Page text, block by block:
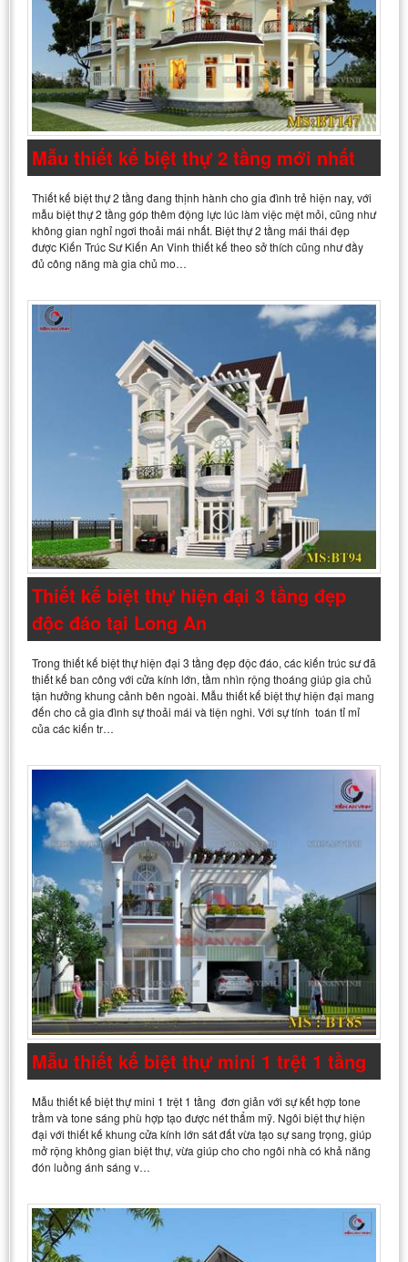
Mẫu thiết kế biệt thự 2 tầng mới nhất
Thiết kế biệt thự 2 tầng đang thịnh hành cho gia đình trẻ hiện nay, với
mẫu biệt thự 2 tầng góp thêm động lực lúc làm việc mệt mỏi, cũng như
không gian nghỉ ngơi thoải mái nhất. Biệt thự 2 tầng mái thái đẹp
được Kiến Trúc Sư Kiến An Vinh thiết kế theo sở thích cũng như đầy
đủ công năng mà gia chủ mo…
Thiết kế biệt thự hiện đại 3 tầng đẹp
độc đáo tại Long An
Trong thiết kế biệt thự hiện đại 3 tầng đẹp độc đáo, các kiến trúc sư đã
thiết kế ban công với cửa kính lớn, tầm nhìn rộng thoáng giúp gia chủ
tận hưởng khung cảnh bên ngoài. Mẫu thiết kế biệt thự hiện đại mang
đến cho cả gia đình sự thoải mái và tiện nghi. Với sự tính toán tỉ mỉ
của các kiến tr…
Mẫu thiết kế biệt thự mini 1 trệt 1 tầng
Mẫu thiết kế biệt thự mini 1 trệt 1 tầng đơn giản với sự kết hợp tone
trầm và tone sáng phù hợp tạo được nét thẩm mỹ. Ngôi biệt thự hiện
đại với thiết kế khung cửa kính lớn sát đất vừa tạo sự sang trọng, giúp
mở rộng không gian biệt thự, vừa giúp cho cho ngôi nhà có khả năng
đón luồng ánh sáng v…